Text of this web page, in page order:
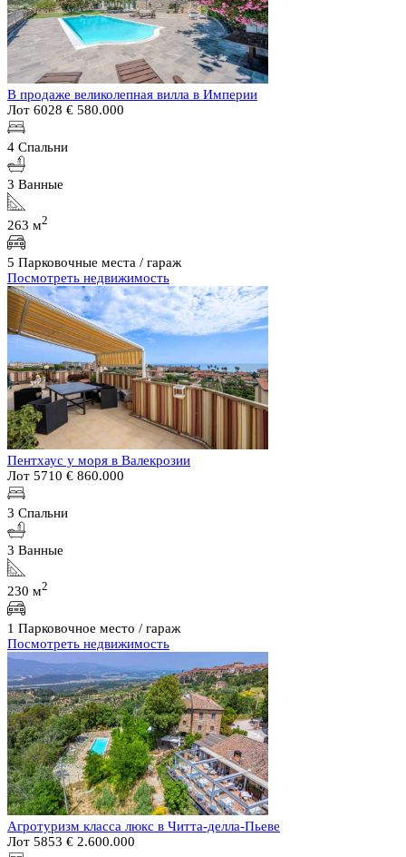
В продаже великолепная вилла в Империи
Лот 6028 € 580.000
4 Спальни
3 Ванные
263 м2
5 Парковочные места / гараж
Посмотреть недвижимость
Пентхаус у моря в Валекрозии
Лот 5710 € 860.000
3 Спальни
3 Ванные
230 м2
1 Парковочное место / гараж
Посмотреть недвижимость
Агротуризм класса люкс в Читта-делла-Пьеве
Лот 5853 € 2.600.000